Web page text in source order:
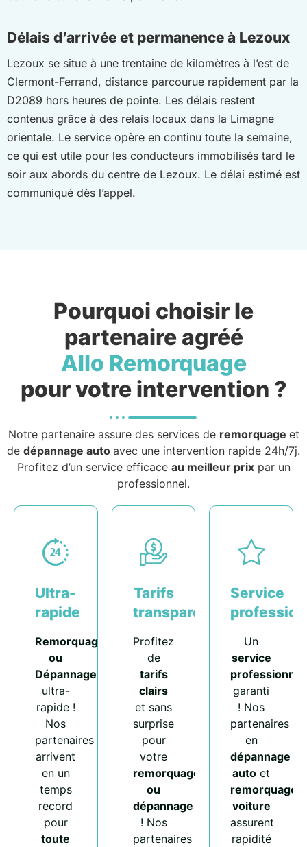
Délais d’arrivée et permanence à Lezoux
Lezoux se situe à une trentaine de kilomètres à l’est de
Clermont-Ferrand, distance parcourue rapidement par la
D2089 hors heures de pointe. Les délais restent
contenus grâce à des relais locaux dans la Limagne
orientale. Le service opère en continu toute la semaine,
ce qui est utile pour les conducteurs immobilisés tard le
soir aux abords du centre de Lezoux. Le délai estimé est
communiqué dès l’appel.
Pourquoi choisir le
partenaire agréé
Allo Remorquage
pour votre intervention ?
Notre partenaire assure des services de remorquage et
de dépannage auto avec une intervention rapide 24h/7j.
Profitez d’un service efficace au meilleur prixpar un
professionnel.
Ultra-
rapide
Remorquage
ou
Dépannage
ultra-
rapide !
Nos
partenaires
arrivent
en un
temps
record
pour
toute
Tarifs
transparents
Profitez
de
tarifs
clairs
et sans
surprise
pour
votre
remorquage
ou
dépannage
! Nos
partenaires
Service
Un
service
professionnel
garanti
! Nos
partenaires
en
dépannage
auto et
remorquage
voiture
assurent
rapidité